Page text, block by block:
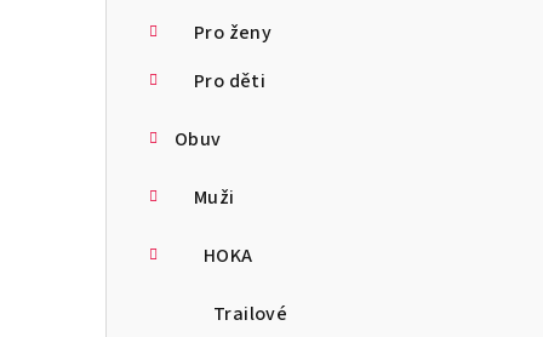
Pro ženy
Pro děti
Obuv
Muži
HOKA
Trailové